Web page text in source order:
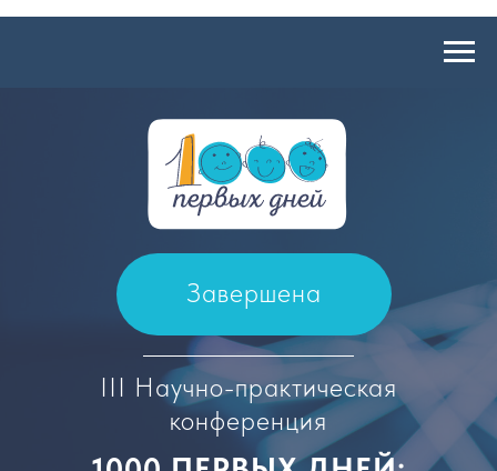
III Научно-практическая
конференция
Завершена